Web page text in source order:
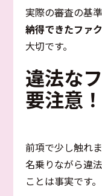
実際の審査の基
納得できたファ
大切です。
違法な
要注意！
前項で少し触れ
名乗りながら違
ことは事実です。